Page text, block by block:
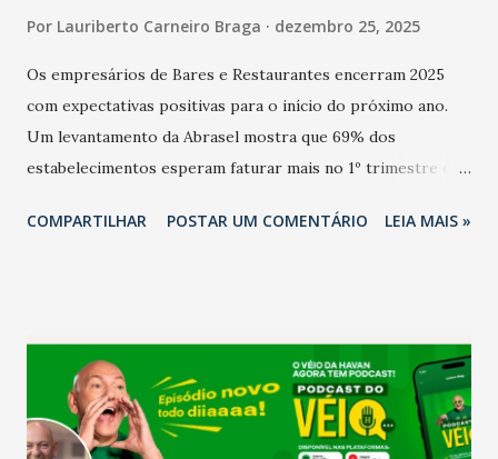
Por Lauriberto Carneiro Braga dezembro 25, 2025
Os empresários de Bares e Restaurantes encerram 2025
com expectativas positivas para o início do próximo ano.
Um levantamento da Abrasel mostra que 69% dos
estabelecimentos esperam faturar mais no 1º trimestre de
relação ao último trimestre deste ano, 56% também
confraternizações de fim de ano e pelo pagamento do 13º
Salário para um número maior de trabalhadores, já que o
país tem a menor taxa de desemprego dos anos recentes.
Ainda segundo a Pesquisa, em novembro de 2025, 40% dos
COMPARTILHAR POSTAR UM COMENTÁRIO LEIA MAIS »